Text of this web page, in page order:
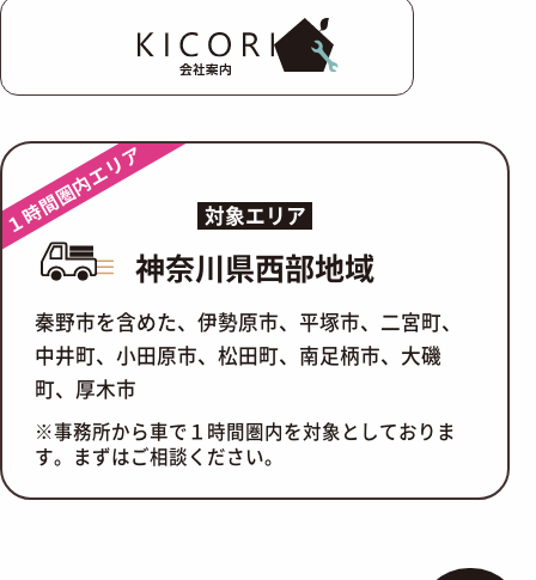
会社案内
１時間圏内エリア 対象エリア
神奈川県西部地域
秦野市を含めた、伊勢原市、平塚市、二宮町、
中井町、小田原市、松田町、南足柄市、大磯
町、厚木市
※事務所から車で１時間圏内を対象としておりま
す。まずはご相談ください。